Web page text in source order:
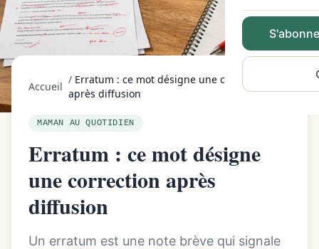
Accueil
/ Erratum : ce mot désigne une correction
après diffusion
MAMAN AU QUOTIDIEN
Erratum : ce mot désigne
une correction après
diffusion
Un erratum est une note brève qui signale